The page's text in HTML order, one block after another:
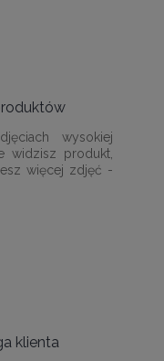
wysokiej
widzisz produkt,
więcej zdjęć -
klienta